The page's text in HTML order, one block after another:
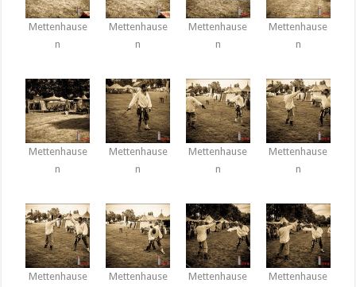
Mettenhause
n
Mettenhause
n
Mettenhause
n
Mettenhause
n
Mettenhause
n
Mettenhause
n
Mettenhause
n
Mettenhause
n
Mettenhause
Mettenhause
Mettenhause
Mettenhause